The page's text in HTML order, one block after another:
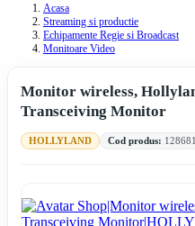
Acasa
Streaming si productie
Echipamente Regie si Broadcast
Monitoare Video
Monitor wireless,
Transceiving Monitor
HOLLYLAND Cod produs: 128681